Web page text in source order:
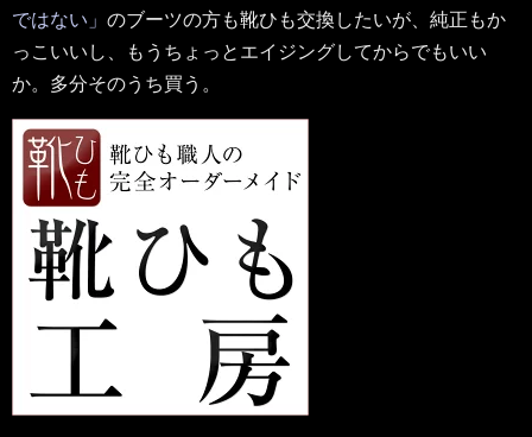
ではない」 のブーツの方も靴ひも交換したいが、純正もか
っこいいし、もうちょっとエイジングしてからでもいい
か。多分そのうち買う。